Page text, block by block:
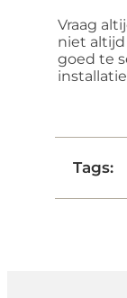
Vraag
niet
goed te
Tags: